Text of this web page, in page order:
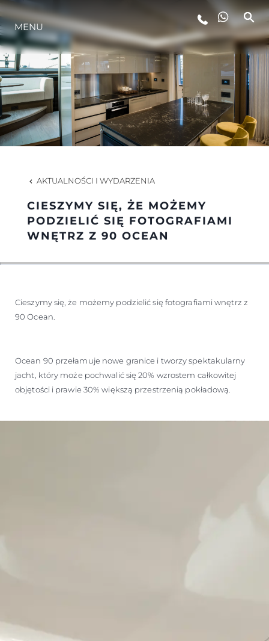
STYL ŻYCIA
INNOWACJA
PRZEDSIĘBIORSTWO
ZESPÓŁ
TRADYCJA
WYCEŃ SWOJĄ ŁÓDŹ
MENU
AKTUALNOŚCI I WYDARZENIA
CIESZYMY SIĘ, ŻE MOŻEMY
PODZIELIĆ SIĘ FOTOGRAFIAMI
WNĘTRZ Z 90 OCEAN
Cieszymy się, że możemy podzielić się fotografiami wnętrz z
90 Ocean.
Ocean 90 przełamuje nowe granice i tworzy spektakularny
jacht, który może pochwalić się 20% wzrostem całkowitej
objętości i prawie 30% większą przestrzenią pokładową.